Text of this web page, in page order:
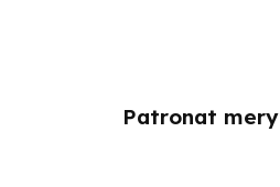
Patronat